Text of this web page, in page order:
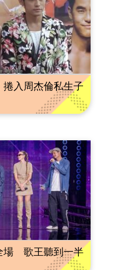
入周杰倫私生子
場 歌王聽到一半